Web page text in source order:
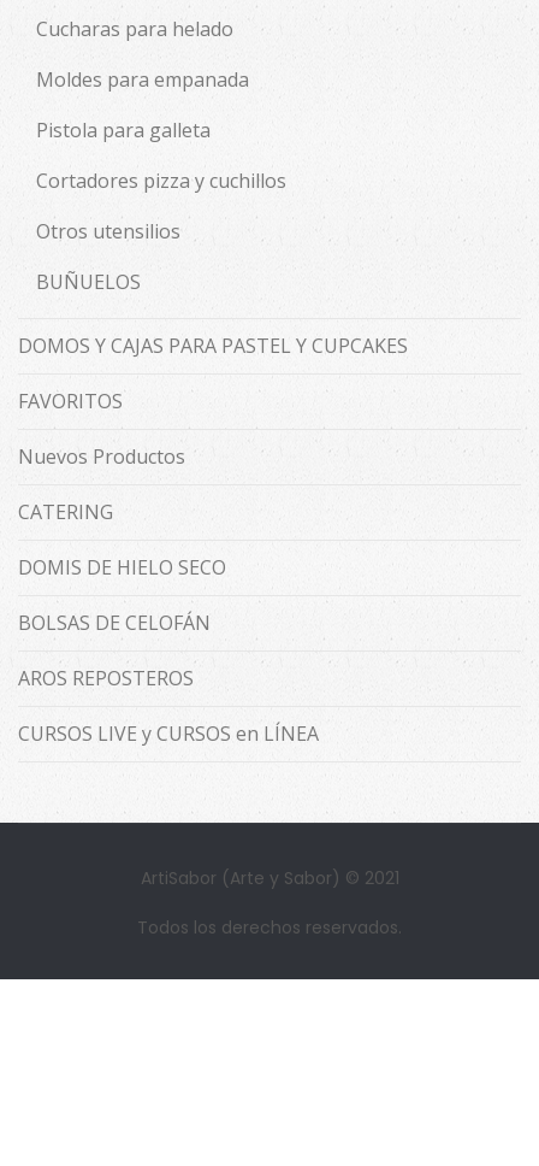
Cucharas para helado
Moldes para empanada
Pistola para galleta
Cortadores pizza y cuchillos
Otros utensilios
BUÑUELOS
DOMOS Y CAJAS PARA PASTEL Y CUPCAKES
FAVORITOS
Nuevos Productos
CATERING
DOMIS DE HIELO SECO
BOLSAS DE CELOFÁN
AROS REPOSTEROS
CURSOS LIVE y CURSOS en LÍNEA
ArtiSabor (Arte y Sabor) © 2021
Todos los derechos reservados.